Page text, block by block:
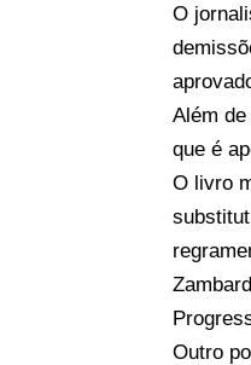
O
Além
que é
O livro
Outro